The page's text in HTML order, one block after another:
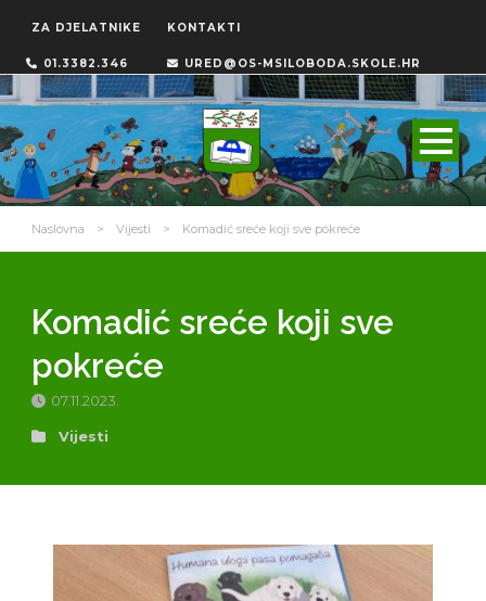
ZA DJELATNIKE KONTAKTI
01.3382.346 URED@OS-MSILOBODA.SKOLE.HR
Naslovna > Vijesti > Komadić sreće koji sve pokreće
Komadić sreće koji sve
pokreće
07.11.2023.
Vijesti